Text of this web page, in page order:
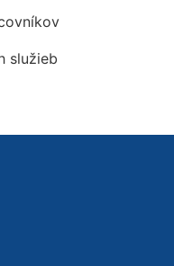
služieb